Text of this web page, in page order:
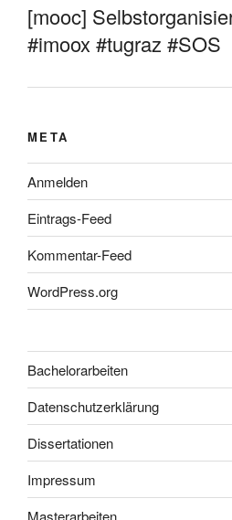
[mooc]
#imoox #tugraz #SOS
META
Anmelden
Eintrags-Feed
Kommentar-Feed
WordPress.org
Bachelorarbeiten
Datenschutzerklärung
Dissertationen
Impressum
Masterarbeiten